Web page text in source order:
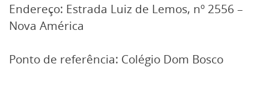
Endereço: Estrada Luiz de Lemos, nº 2556 –
Nova América
Ponto de referência: Colégio Dom Bosco